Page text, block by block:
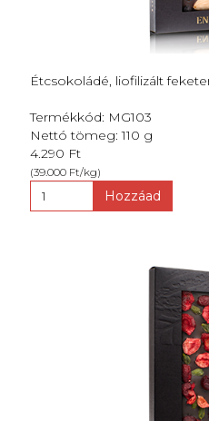
Étcsokoládé, liofilizált
Termékkód: MG103
Nettó tömeg: 110 g
4.290 Ft
(39.000 Ft/kg)
Hozzáad